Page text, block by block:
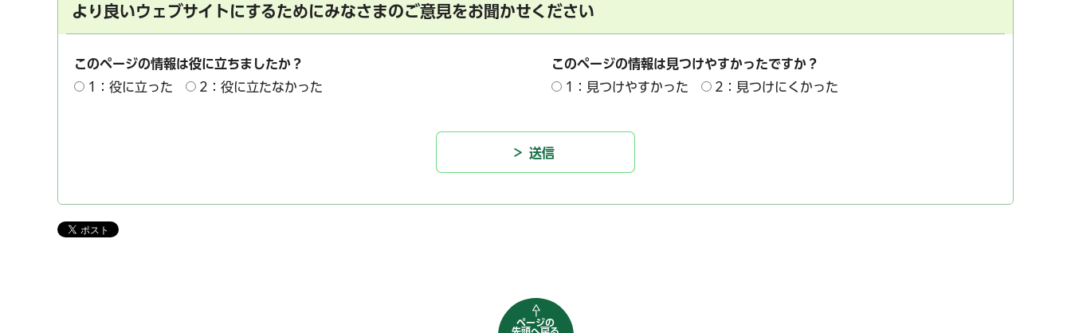
より良いウェブサイトにするためにみなさまのご意見をお聞かせください
このページの情報は役に立ちましたか？
1：役に立った
2：役に立たなかった
このページの情報は見つけやすかったですか？
1：見つけやすかった
2：見つけにくかった
ページの
先頭へ戻る